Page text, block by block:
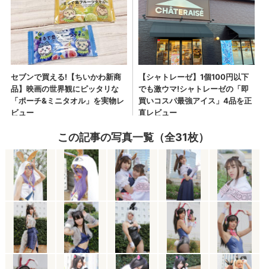
この記事の写真一覧（全31枚）